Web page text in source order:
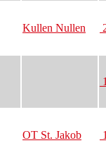
Kullen Nullen
OT St. Jakob